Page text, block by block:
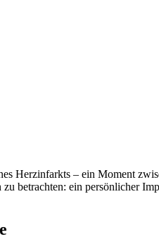
Herzinfarkts – ein Moment
betrachten: ein persönlicher